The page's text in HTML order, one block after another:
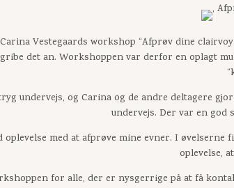
Vestegaards workshop “Afprøv dine
det an. Workshoppen var derfor en oplagt
undervejs, og Carina og de andre deltagere
undervejs. Der var en god
oplevelse med at afprøve mine evner. I
oplevelse,
for alle, der er nysgerrige på at få